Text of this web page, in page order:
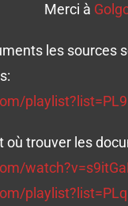
Merci à
les sources
où trouver les